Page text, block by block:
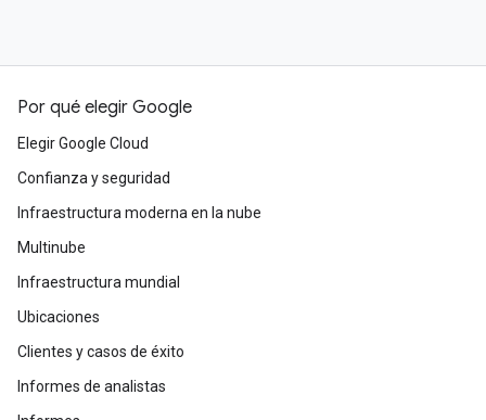
Por qué elegir Google
Elegir Google Cloud
Confianza y seguridad
Infraestructura moderna en la nube
Multinube
Infraestructura mundial
Ubicaciones
Clientes y casos de éxito
Informes de analistas